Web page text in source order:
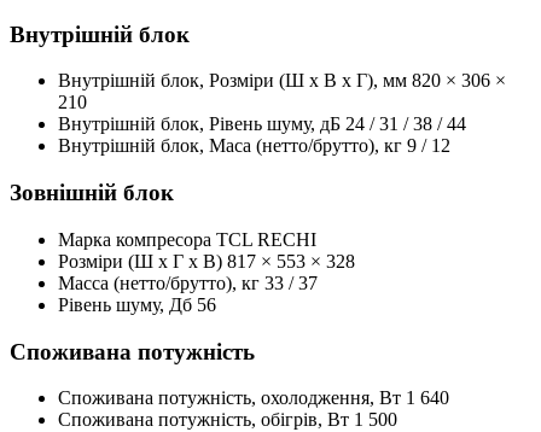
Внутрішній блок
Внутрішній блок, Розміри (Ш x В x Г), мм 820 × 306 ×
210
Внутрішній блок, Рівень шуму, дБ 24 / 31 / 38 / 44
Внутрішній блок, Маса (нетто/брутто), кг 9 / 12
Зовнішній блок
Марка компресора TCL RECHI
Розміри (Ш x Г x В) 817 × 553 × 328
Масса (нетто/брутто), кг 33 / 37
Рівень шуму, Дб 56
Споживана потужність
Споживана потужність, охолодження, Вт 1 640
Споживана потужність, обігрів, Вт 1 500